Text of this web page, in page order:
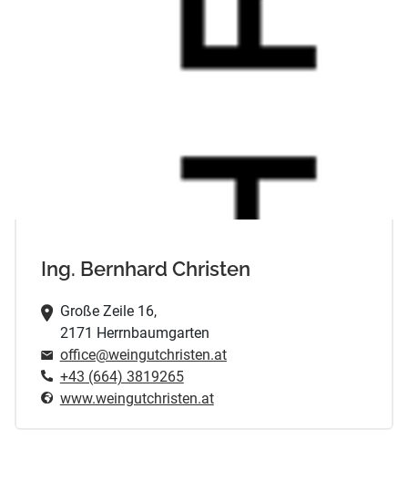
Ing. Bernhard Christen
Große Zeile 16,
2171 Herrnbaumgarten
office@weingutchristen.at
+43 (664) 3819265
www.weingutchristen.at